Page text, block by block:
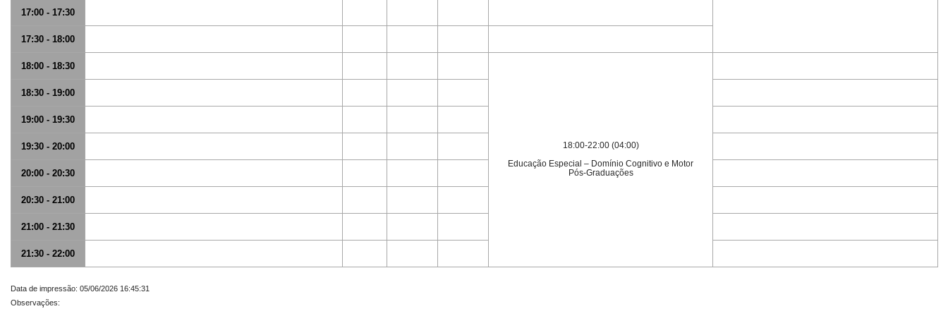
17:00 - 17:30
17:30 - 18:00
18:00 - 18:30
18:00-22:00 (04:00)
Educação Especial – Domínio Cognitivo e Motor
Pós-Graduações
18:30 - 19:00
19:00 - 19:30
19:30 - 20:00
20:00 - 20:30
20:30 - 21:00
21:00 - 21:30
21:30 - 22:00
Data de impressão: 05/06/2026 16:45:31
Observações: